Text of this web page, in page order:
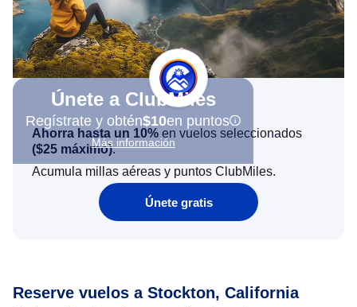
Únete a ClubMiles
Regístrate y obtén$10en puntos
Más información
Ahorra hasta un 10% en vuelos seleccionados
($25 máximo).
Acumula millas aéreas y puntos ClubMiles.
Únete gratis
Reserve vuelos a Stockton, California